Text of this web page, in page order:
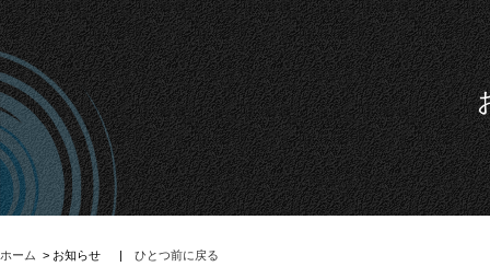
ホーム > お知らせ | ひとつ前に戻る